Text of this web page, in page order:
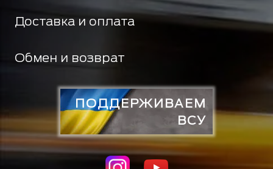
Доставка и оплата
Обмен и возврат
ПОДДЕРЖИВАЕМ
ВСУ